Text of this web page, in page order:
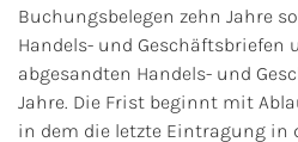
Buchungsbelegen zehn Jahre
Handels- und Geschäftsbriefen
abgesandten Handels- und
Jahre. Die Frist beginnt mit
in dem die letzte Eintragung in